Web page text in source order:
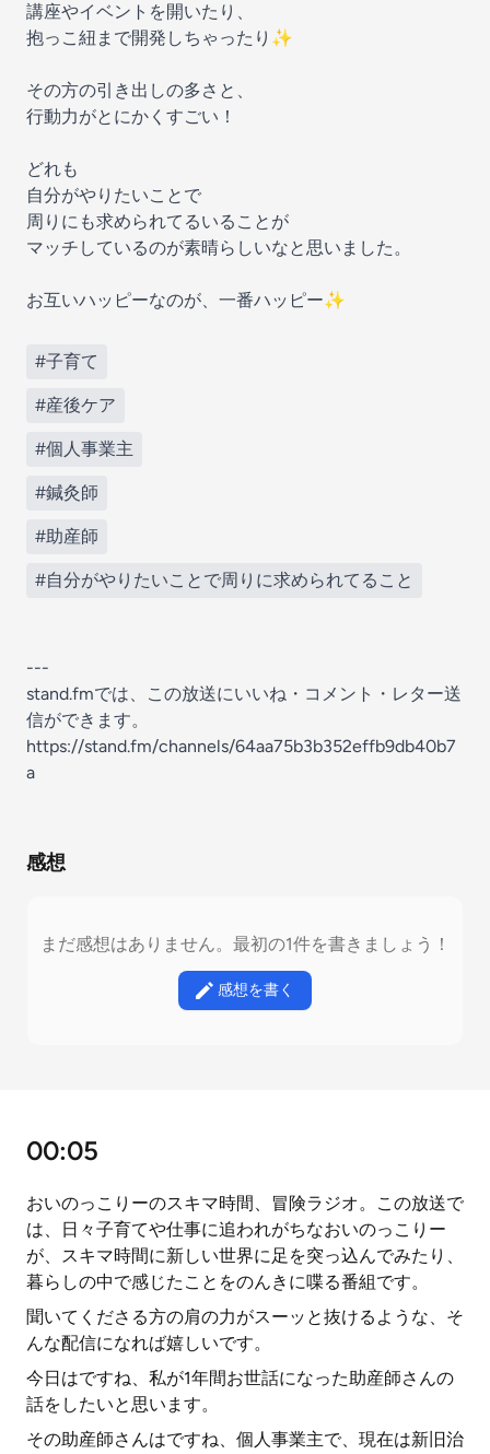
講座やイベントを開いたり、
抱っこ紐まで開発しちゃったり✨
その方の引き出しの多さと、
行動力がとにかくすごい！
どれも
自分がやりたいことで
周りにも求められてるいることが
マッチしているのが素晴らしいなと思いました。
お互いハッピーなのが、一番ハッピー✨
#子育て
#産後ケア
#個人事業主
#鍼灸師
#助産師
#自分がやりたいことで周りに求められてること
---
stand.fmでは、この放送にいいね・コメント・レター送
信ができます。
https://stand.fm/channels/64aa75b3b352effb9db40b7
a
感想
まだ感想はありません。最初の1件を書きましょう！
感想を書く
00:05
おいのっこりーのスキマ時間、冒険ラジオ。この放送で
は、日々子育てや仕事に追われがちなおいのっこりー
が、スキマ時間に新しい世界に足を突っ込んでみたり、
暮らしの中で感じたことをのんきに喋る番組です。
聞いてくださる方の肩の力がスーッと抜けるような、そ
んな配信になれば嬉しいです。
今日はですね、私が1年間お世話になった助産師さんの
話をしたいと思います。
その助産師さんはですね、個人事業主で、現在は新旧治